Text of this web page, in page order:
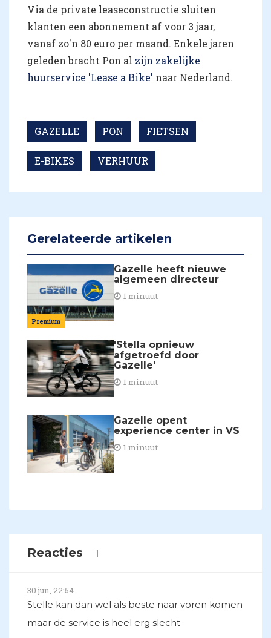
Via de private leaseconstructie sluiten
klanten een abonnement af voor 3 jaar,
vanaf zo'n 80 euro per maand. Enkele jaren
geleden bracht Pon al zijn zakelijke
huurservice 'Lease a Bike' naar Nederland.
GAZELLE PON FIETSEN
E-BIKES VERHUUR
Gerelateerde artikelen
Premium
Gazelle heeft nieuwe
algemeen directeur
1 minuut
'Stella opnieuw
afgetroefd door
Gazelle'
1 minuut
Gazelle opent
experience center in VS
1 minuut
Reacties 1
30 jun, 22:54
Stelle kan dan wel als beste naar voren komen
maar de service is heel erg slecht